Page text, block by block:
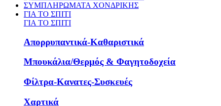
ΣΥΜΠΛΗΡΩΜΑΤΑ ΧΟΝΔΡΙΚΗΣ
ΓΙΑ ΤΟ ΣΠΙΤΙ
ΓΙΑ ΤΟ ΣΠΙΤΙ
Απορρυπαντικά-Καθαριστικά
Μπουκάλια/Θερμός & Φαγητοδοχεία
Φίλτρα-Κανατες-Συσκευές
Χαρτικά